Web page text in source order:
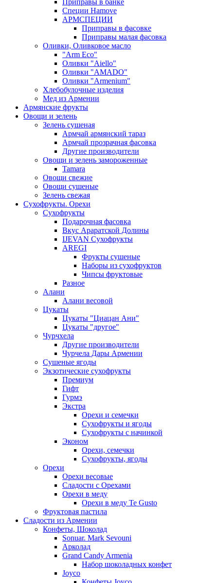
Приправы в банке
Специи Hamove
АРМСПЕЦИИ
Приправы в фасовке
Приправы малая фасовка
Оливки, Оливковое масло
"Arm Eco"
Оливки "Aiello"
Оливки "AMADO"
Оливки "Armenium"
Хлебобулочные изделия
Мед из Армении
Армянские фрукты
Овощи и зелень
Зелень сушеная
Армчай армянский тараз
Армчай прозрачная фасовка
Другие производители
Овощи и зелень замороженные
Tamara
Овощи свежие
Овощи сушеные
Зелень свежая
Сухофрукты. Орехи
Сухофрукты
Подарочная фасовка
Вкус Араратской Долины
IJEVAN Сухофрукты
AREGI
Фрукты сушеные
Наборы из сухофруктов
Чипсы фруктовые
Разное
Алани
Алани весовой
Цукаты
Цукаты "Циацан Ани"
Цукаты "другое"
Чурчхела
Другие производители
Чурчела Дары Армении
Сушеные ягоды
Экзотические сухофрукты
Премиум
Гифт
Гурмэ
Экстра
Орехи и семечки
Сухофрукты и ягоды
Сухофрукты с начинкой
Эконом
Орехи, семечки
Сухофрукты, ягоды
Орехи
Орехи весовые
Сладости с Орехами
Орехи в меду
Орехи в меду Te Gusto
Фруктовая пастила
Сладости из Армении
Конфеты, Шоколад
Sonuar. Mark Sevouni
Арколад
Grand Candy Armenia
Набор шоколадных конфет
Joyco